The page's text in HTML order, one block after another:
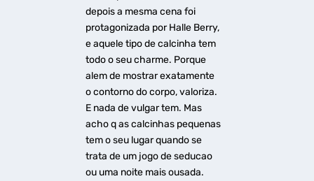
depois a mesma cena foi
protagonizada por Halle Berry,
e aquele tipo de calcinha tem
todo o seu charme. Porque
alem de mostrar exatamente
o contorno do corpo, valoriza.
E nada de vulgar tem. Mas
acho q as calcinhas pequenas
tem o seu lugar quando se
trata de um jogo de seducao
ou uma noite mais ousada.